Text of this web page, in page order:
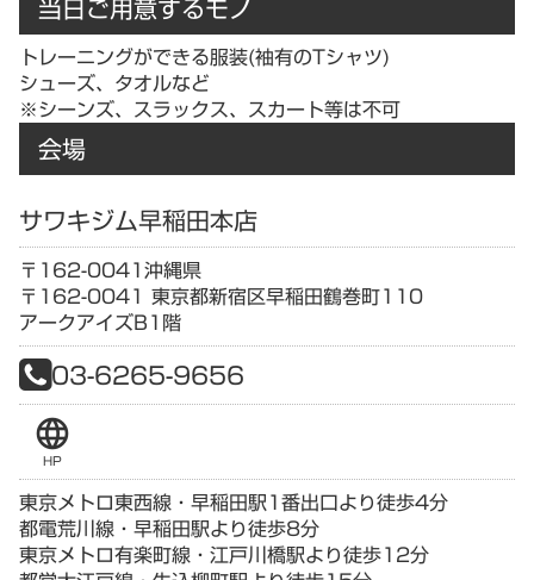
トレーニングができる服装(袖有のTシャツ)
シューズ、タオルなど
※シーンズ、スラックス、スカート等は不可
会場
サワキジム早稲田本店
〒162-0041沖縄県
〒162-0041 東京都新宿区早稲田鶴巻町110
アークアイズB1階
03-6265-9656
language
HP
東京メトロ東西線・早稲田駅1番出口より徒歩4分
都電荒川線・早稲田駅より徒歩8分
東京メトロ有楽町線・江戸川橋駅より徒歩12分